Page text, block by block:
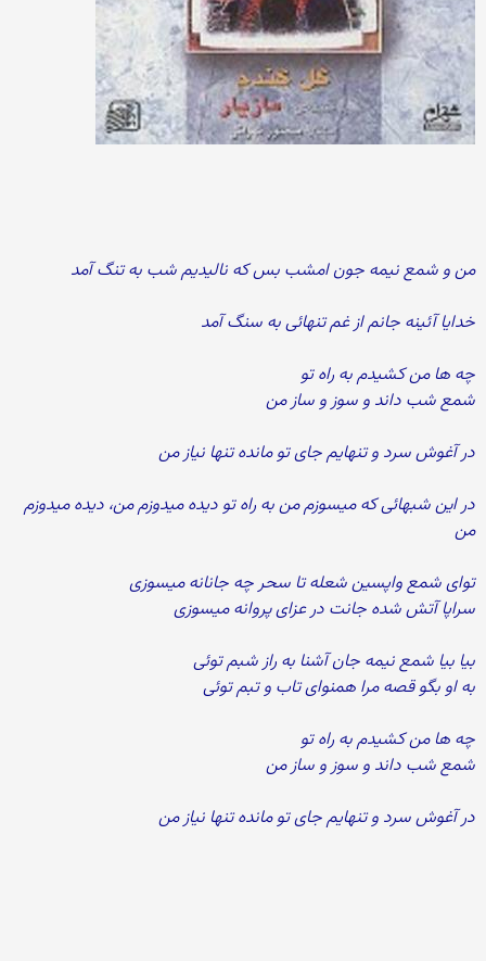
من و شمع نیمه جون امشب بس که نالیدیم شب به تنگ آمد
خدایا آئینه جانم از غم تنهائی به سنگ آمد
چه ها من کشیدم به راه تو
شمع شب داند و سوز و ساز من
در آغوش سرد و تنهایم جای تو مانده تنها نیاز من
در این شبهائی که میسوزم من به راه تو دیده میدوزم من، دیده میدوزم
من
توای شمع واپسین شعله تا سحر چه جانانه میسوزی
سراپا آتش شده جانت در عزای پروانه میسوزی
بیا بیا شمع نیمه جان آشنا به راز شبم توئی
به او بگو قصه مرا همنوای تاب و تبم توئی
چه ها من کشیدم به راه تو
شمع شب داند و سوز و ساز من
در آغوش سرد و تنهایم جای تو مانده تنها نیاز من